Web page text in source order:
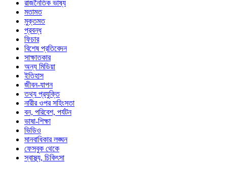
রাজনৈতিক ভাষ্য
মতামত
মুক্তমত
প্রবন্ধ
ফিচার
বিশেষ প্রতিবেদন
সাক্ষাতকার
অন্য মিডিয়া
ইতিহাস
জীবন-যাপন
তথ্য প্রযুক্তি
নারীর ওপর সহিংসতা
বন, পরিবেশ, পর্যটন
ভাষা-শিক্ষা
ভিডিও
মানবাধিকার লঙ্ঘন
ফেসবুক থেকে
স্বাস্থ্য, চিকিৎসা